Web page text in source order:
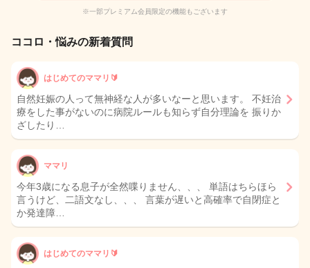
※一部プレミアム会員限定の機能もございます
ココロ・悩みの新着質問
はじめてのママリ🔰
自然妊娠の人って無神経な人が多いなーと思います。 不妊治
療をした事がないのに病院ルールも知らず自分理論を 振りか
ざしたり…
ママリ
今年3歳になる息子が全然喋りません、、、 単語はちらほら
言うけど、二語文なし、、、 言葉が遅いと高確率で自閉症と
か発達障…
はじめてのママリ🔰